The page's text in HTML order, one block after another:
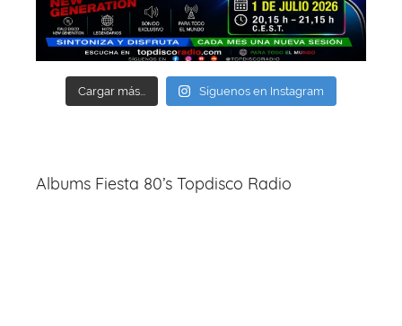
Cargar más... Síguenos en Instagram
Albums Fiesta 80’s Topdisco Radio